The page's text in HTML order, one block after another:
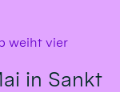
weiht vier
in Sankt